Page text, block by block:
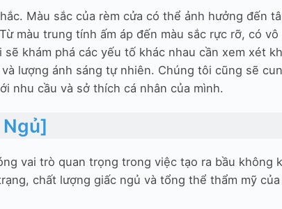
Màu sắc của rèm cửa có thể ảnh hưởng đến
màu trung tính ấm áp đến màu sắc rực rỡ, có vô
khám phá các yếu tố khác nhau cần xem xét
lượng ánh sáng tự nhiên. Chúng tôi cũng sẽ
nhu cầu và sở thích cá nhân của mình.
Ngủ]
vai trò quan trọng trong việc tạo ra bầu không
chất lượng giấc ngủ và tổng thể thẩm mỹ của